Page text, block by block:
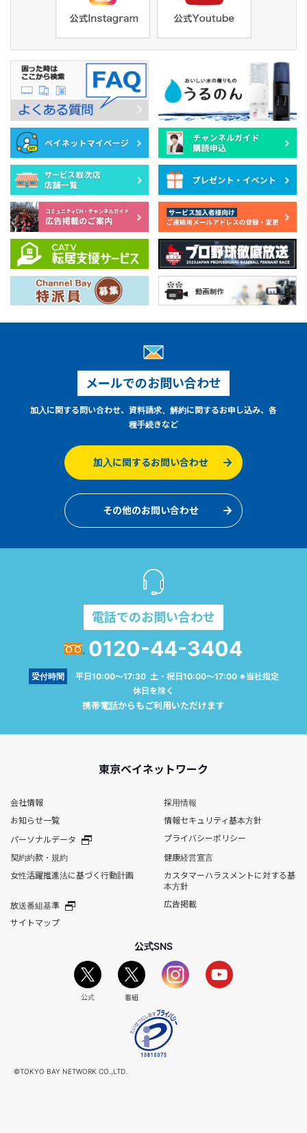
メールでのお問い合わせ
加入に関する問い合わせ、資料請求、解約に関するお申し込み、各
種手続きなど
加入に関するお問い合わせ
その他のお問い合わせ
電話でのお問い合わせ
0120-44-3404
受付時間
平日10:00～17:30 土・祝日10:00～17:00 ※当社指定
休日を除く
携帯電話からもご利用いただけます
東京ベイネットワーク
会社情報
採用情報
お知らせ一覧
情報セキュリティ基本方針
パーソナルデータ
プライバシーポリシー
契約約款・規約
健康経営宣言
女性活躍推進法に基づく行動計画
カスタマーハラスメントに対する基
本方針
放送番組基準
広告掲載
サイトマップ
公式SNS
公式 番組
©TOKYO BAY NETWORK CO.,LTD.